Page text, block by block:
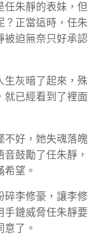
任朱靜的表妹，但
？正當這時，任朱
被迫無奈只好承認
生灰暗了起來，殊
就已經看到了裡面
不好，她失魂落魄
鼓勵了任朱靜，
望。
碎李修豪，讓李修
手鏈威脅任朱靜要
了。